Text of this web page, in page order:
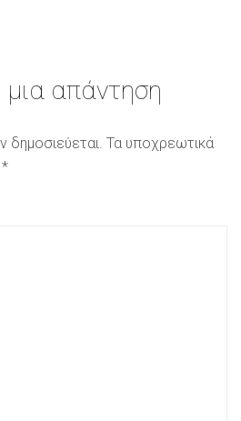
απάντηση
δημοσιεύεται. Τα υποχρεωτικά
*